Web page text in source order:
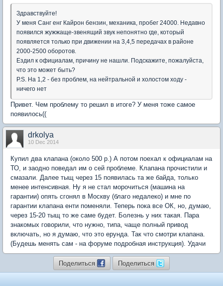
Здравствуйте!
У меня Санг енг Кайрон бензин, механика, пробег 24000. Недавно
появился жужжаще-звенящий звук непонятно где, который
появляется только при движении на 3,4,5 передачах в районе
2000-2500 оборотов.
Ездил к официалам, причину не нашли. Подскажите, пожалуйста,
что это может быть?
P.S. На 1,2 - без проблем, на нейтральной и холостом ходу -
ничего нет
Привет. Чем проблему то решил в итоге? У меня тоже самое
появилось((
drkolya
10 Dec 2014
Купил два клапана (около 500 р.) А потом поехал к официалам на
ТО, и заодно поведал им о сей проблеме. Клапана прочистили и
смазали. Далее тыщ через 15 появилась та же байда, только
менее интенсивная. Ну я не стал морочиться (машина на
гарантии) опять сгонял в Москву (благо недалеко) и мне по
гарантии клапана енти поменяли. Теперь пока все ОК, но, думаю,
через 15-20 тыщ то же саме будет. Болезнь у них такая. Пара
знакомых говорили, что нужно, типа, чаще полный привод
включать, но я думаю, что это ерунда. Так что смотри клапана.
(Будешь менять сам - на форуме подробная инструкция). Удачи
Поделиться Поделиться